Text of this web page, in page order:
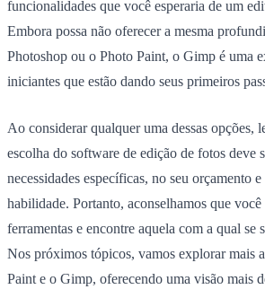
funcionalidades que você esperaria de um
Embora possa não oferecer a mesma
Photoshop ou o Photo Paint, o Gimp é uma
iniciantes que estão dando seus primeiros
Ao considerar qualquer uma dessas opções,
escolha do software de edição de fotos deve
necessidades específicas, no seu orçamento
habilidade. Portanto, aconselhamos que
ferramentas e encontre aquela com a qual se
Nos próximos tópicos, vamos explorar mais
Paint e o Gimp, oferecendo uma visão mais